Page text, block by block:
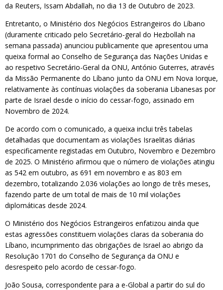
da Reuters, Issam Abdallah, no dia 13 de Outubro de 2023.
Entretanto, o Ministério dos Negócios Estrangeiros do Líbano
(duramente criticado pelo Secretário-geral do Hezbollah na
semana passada) anunciou publicamente que apresentou uma
queixa formal ao Conselho de Segurança das Nações Unidas e
ao respetivo Secretário-Geral da ONU, António Guterres, através
da Missão Permanente do Líbano junto da ONU em Nova Iorque,
relativamente às contínuas violações da soberania Libanesas por
parte de Israel desde o início do cessar-fogo, assinado em
Novembro de 2024.
De acordo com o comunicado, a queixa inclui três tabelas
detalhadas que documentam as violações Israelitas diárias
especificamente registadas em Outubro, Novembro e Dezembro
de 2025. O Ministério afirmou que o número de violações atingiu
as 542 em outubro, as 691 em novembro e as 803 em
dezembro, totalizando 2.036 violações ao longo de três meses,
fazendo parte de um total de mais de 10 mil violações
diplomáticas desde 2024.
O Ministério dos Negócios Estrangeiros enfatizou ainda que
estas agressões constituem violações claras da soberania do
Líbano, incumprimento das obrigações de Israel ao abrigo da
Resolução 1701 do Conselho de Segurança da ONU e
desrespeito pelo acordo de cessar-fogo.
João Sousa, correspondente para a e-Global a partir do sul do